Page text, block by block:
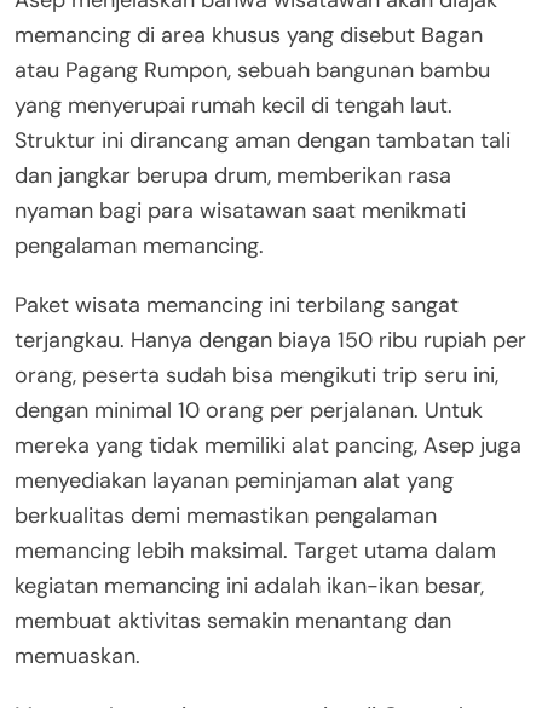
memancing di area khusus yang disebut Bagan
atau Pagang Rumpon, sebuah bangunan bambu
yang menyerupai rumah kecil di tengah laut.
Struktur ini dirancang aman dengan tambatan tali
dan jangkar berupa drum, memberikan rasa
nyaman bagi para wisatawan saat menikmati
pengalaman memancing.
Paket wisata memancing ini terbilang sangat
terjangkau. Hanya dengan biaya 150 ribu rupiah per
orang, peserta sudah bisa mengikuti trip seru ini,
dengan minimal 10 orang per perjalanan. Untuk
mereka yang tidak memiliki alat pancing, Asep juga
menyediakan layanan peminjaman alat yang
berkualitas demi memastikan pengalaman
memancing lebih maksimal. Target utama dalam
kegiatan memancing ini adalah ikan-ikan besar,
membuat aktivitas semakin menantang dan
memuaskan.